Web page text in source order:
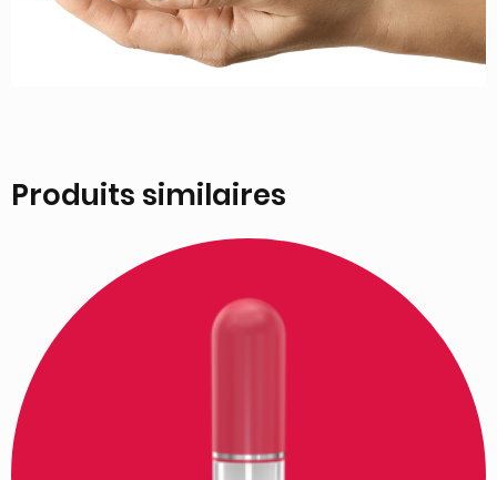
Produits similaires